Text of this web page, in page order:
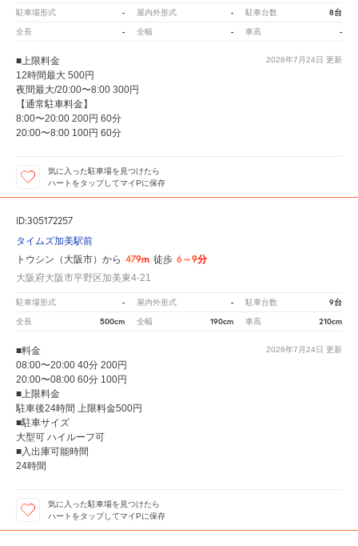
駐車場形式 - 屋内外形式 - 駐車台数 8台
全長 - 全幅 - 車高 -
2026年7月24日 更新
■上限料金
12時間最大 500円
夜間最大/20:00〜8:00 300円
【通常駐車料金】
8:00〜20:00 200円 60分
20:00〜8:00 100円 60分
気に入った駐車場を見つけたら
ハートをタップしてマイPに保存
ID:305172257
タイムズ加美駅前
トウシン（大阪市）から 479m 徒歩 6～9分
大阪府大阪市平野区加美東4-21
駐車場形式 - 屋内外形式 - 駐車台数 9台
全長 500cm 全幅 190cm 車高 210cm
2026年7月24日 更新
■料金
08:00〜20:00 40分 200円
20:00〜08:00 60分 100円
■上限料金
駐車後24時間 上限料金500円
■駐車サイズ
大型可 ハイルーフ可
■入出庫可能時間
24時間
気に入った駐車場を見つけたら
ハートをタップしてマイPに保存